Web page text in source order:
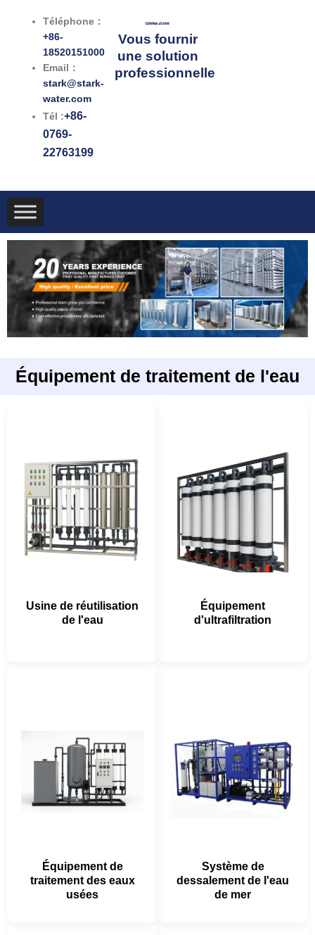
Téléphone：
+86-
18520151000
Email：
stark@stark-
water.com
Tél :+86-
0769-
22763199
Vous fournir
une solution
professionnelle
Équipement de traitement de l'eau
Usine de réutilisation
de l'eau
Équipement
d'ultrafiltration
Équipement de
traitement des eaux
usées
Système de
dessalement de l'eau
de mer